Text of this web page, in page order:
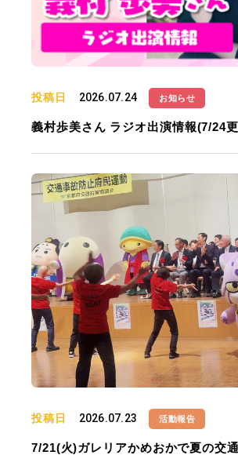
投稿日 2026.07.24 お知らせ
義村歩美さん ラジオ出演情報(7/24
投稿日 2026.07.23 活動報告
7/21(火)ガレリアかめおかで夏の交